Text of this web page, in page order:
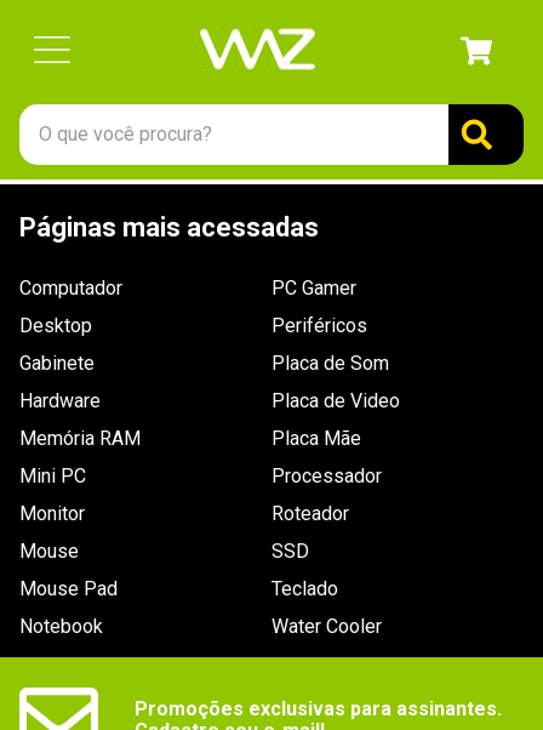
O que você procura?
Páginas mais acessadas
Computador
Desktop
Gabinete
Hardware
Memória RAM
Mini PC
Monitor
Mouse
Mouse Pad
Notebook
PC Gamer
Periféricos
Placa de Som
Placa de Video
Placa Mãe
Processador
Roteador
SSD
Teclado
Water Cooler
Promoções exclusivas para assinantes.
1º
gabinete
teclado
ssd
openbox
mouse
jonsbo
fractal